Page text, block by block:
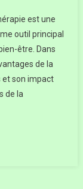
est une
outil principal
être. Dans
de la
son impact
de la